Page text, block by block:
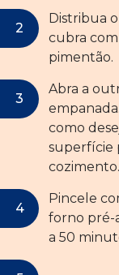
Distribua
cubra com
pimentão.
Abra a
como
superfície
cozimento.
Pincele
forno pré-
a 50